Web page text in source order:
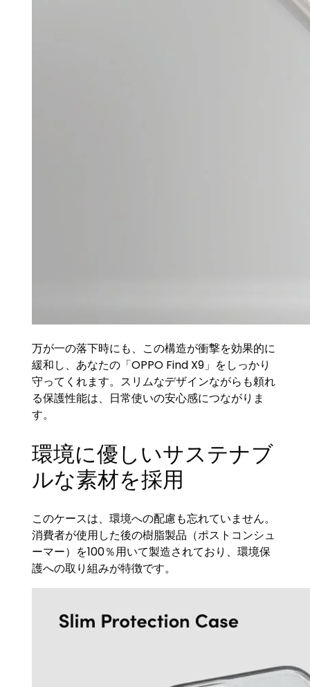
万が一の落下時にも、この構造が衝撃を効果的に
緩和し、あなたの「OPPO Find X9」をしっかり
守ってくれます。スリムなデザインながらも頼れ
る保護性能は、日常使いの安心感につながりま
す。
環境に優しいサステナブ
ルな素材を採用
このケースは、環境への配慮も忘れていません。
消費者が使用した後の樹脂製品（ポストコンシュ
ーマー）を100％用いて製造されており、環境保
護への取り組みが特徴です。